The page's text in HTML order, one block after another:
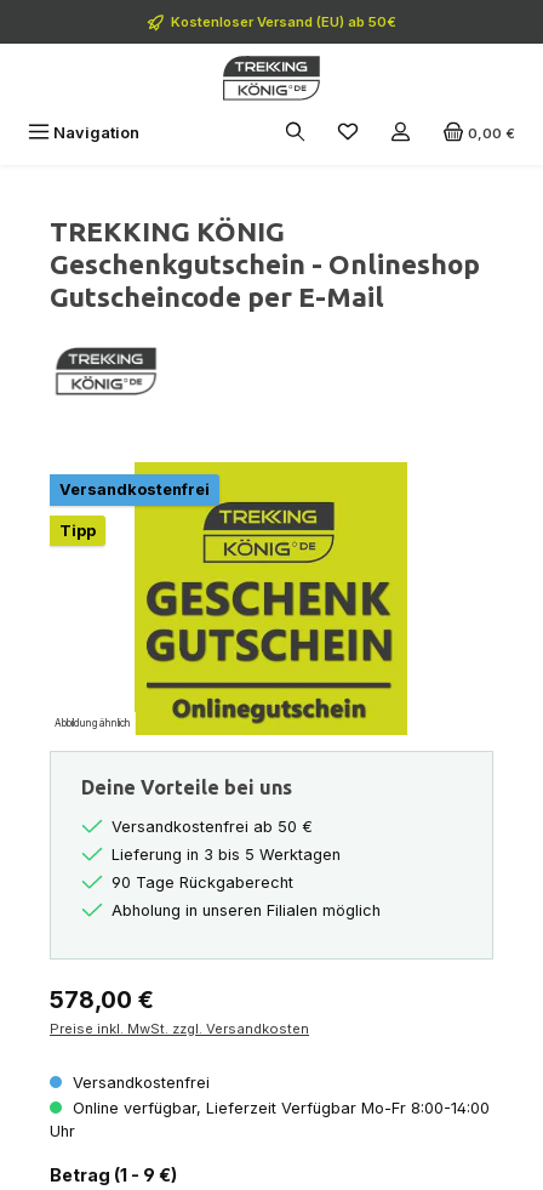
Zum Hauptinhalt springenKostenloser Versand (EU) ab 50€
Navigation 0,00 €
TREKKING KÖNIG
Geschenkgutschein - Onlineshop
Gutscheincode per E-Mail
Bildergalerie überspringen
Versandkostenfrei
Tipp
Abbildung ähnlich
Deine Vorteile bei uns
Versandkostenfrei ab 50 €
Lieferung in 3 bis 5 Werktagen
90 Tage Rückgaberecht
Abholung in unseren Filialen möglich
Regulärer Preis:
578,00 €
Preise inkl. MwSt. zzgl. Versandkosten
Versandkostenfrei
Online verfügbar, Lieferzeit Verfügbar Mo-Fr 8:00-14:00
Uhr
Betrag (1 - 9 €)auswählen